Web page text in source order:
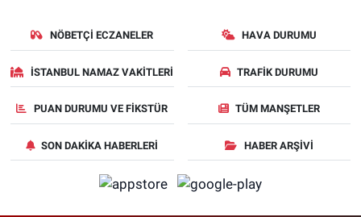
NÖBETÇI ECZANELER HAVA DURUMU
İSTANBUL NAMAZ VAKITLERI TRAFIK DURUMU
PUAN DURUMU VE FIKSTÜR TÜM MANŞETLER
SON DAKIKA HABERLERI HABER ARŞIVI